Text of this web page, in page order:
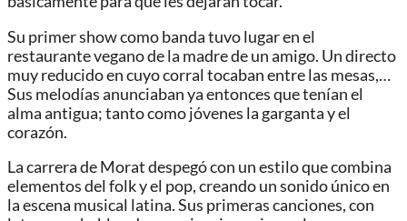
Su primer show como banda tuvo lugar en el
restaurante vegano de la madre de un amigo. Un directo
muy reducido en cuyo corral tocaban entre las mesas,…
Sus melodías anunciaban ya entonces que tenían el
alma antigua; tanto como jóvenes la garganta y el
corazón.
La carrera de Morat despegó con un estilo que combina
elementos del folk y el pop, creando un sonido único en
la escena musical latina. Sus primeras canciones, con